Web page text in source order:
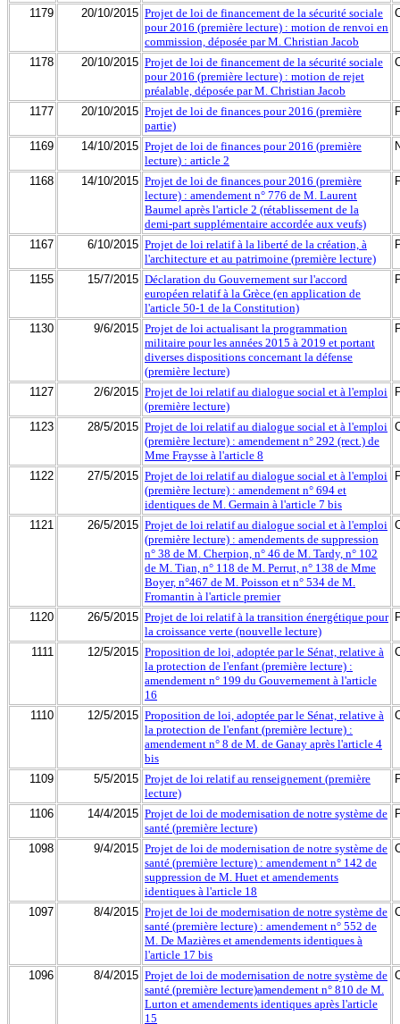
1179 20/10/2015 Projet de loi de financement de la sécurité sociale
pour 2016 (première lecture) : motion de renvoi en
commission, déposée par M. Christian Jacob
1178 20/10/2015 Projet de loi de financement de la sécurité sociale
pour 2016 (première lecture) : motion de rejet
préalable, déposée par M. Christian Jacob
1177 20/10/2015 Projet de loi de finances pour 2016 (première
partie)
1169 14/10/2015 Projet de loi de finances pour 2016 (première
lecture) : article 2
1168 14/10/2015 Projet de loi de finances pour 2016 (première
lecture) : amendement n° 776 de M. Laurent
Baumel après l'article 2 (rétablissement de la
demi-part supplémentaire accordée aux veufs)
1167 6/10/2015 Projet de loi relatif à la liberté de la création, à
l'architecture et au patrimoine (première lecture)
1155 15/7/2015 Déclaration du Gouvernement sur l'accord
européen relatif à la Grèce (en application de
l'article 50-1 de la Constitution)
1130 9/6/2015 Projet de loi actualisant la programmation
militaire pour les années 2015 à 2019 et portant
diverses dispositions concernant la défense
(première lecture)
1127 2/6/2015 Projet de loi relatif au dialogue social et à l'emploi
(première lecture)
1123 28/5/2015 Projet de loi relatif au dialogue social et à l'emploi
(première lecture) : amendement n° 292 (rect.) de
Mme Fraysse à l'article 8
1122 27/5/2015 Projet de loi relatif au dialogue social et à l'emploi
(première lecture) : amendement n° 694 et
identiques de M. Germain à l'article 7 bis
1121 26/5/2015 Projet de loi relatif au dialogue social et à l'emploi
(première lecture) : amendements de suppression
n° 38 de M. Cherpion, n° 46 de M. Tardy, n° 102
de M. Tian, n° 118 de M. Perrut, n° 138 de Mme
Boyer, n°467 de M. Poisson et n° 534 de M.
Fromantin à l'article premier
1120 26/5/2015 Projet de loi relatif à la transition énergétique pour
la croissance verte (nouvelle lecture)
1111 12/5/2015 Proposition de loi, adoptée par le Sénat, relative à
la protection de l'enfant (première lecture) :
amendement n° 199 du Gouvernement à l'article
16
1110 12/5/2015 Proposition de loi, adoptée par le Sénat, relative à
la protection de l'enfant (première lecture) :
amendement n° 8 de M. de Ganay après l'article 4
bis
1109 5/5/2015 Projet de loi relatif au renseignement (première
lecture)
1106 14/4/2015 Projet de loi de modernisation de notre système de
santé (première lecture)
1098 9/4/2015 Projet de loi de modernisation de notre système de
santé (première lecture) : amendement n° 142 de
suppression de M. Huet et amendements
identiques à l'article 18
1097 8/4/2015 Projet de loi de modernisation de notre système de
santé (première lecture) : amendement n° 552 de
M. De Mazières et amendements identiques à
l'article 17 bis
1096 8/4/2015 Projet de loi de modernisation de notre système de
santé (première lecture)amendement n° 810 de M.
Lurton et amendements identiques après l'article
15